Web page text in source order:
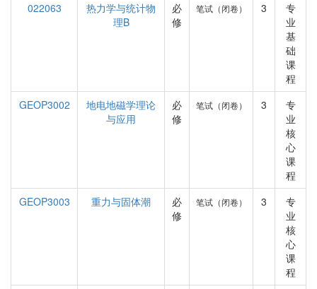
022063
热力学与统计物
理B
必
修
笔试（闭卷） 3
专
业
基
础
课
程
GEOP3002
地电地磁学理论
与应用
必
修
笔试（闭卷） 3
专
业
核
心
课
程
GEOP3003
重力与固体潮
必
修
笔试（闭卷） 3
专
业
核
心
课
程